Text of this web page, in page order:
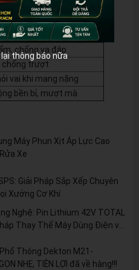
chống rách, chống thấm
dụng cụ khoa học
chống va đập
chống trượt
vai khi mang nặng
bền bỉ, mượt mà
Máy Phun Xịt Áp Lực Cao
Xe
Giải Pháp Sắp Xếp Chuyên
Xưởng Cơ Khí
Nghệ: Pin Lithium 42V TOTAL
Thay Thế Máy Dùng Điện và
Thông Dekton M21-
NHẸ, TIỆN LỢI đã về hàng!!!
thông báo nữa